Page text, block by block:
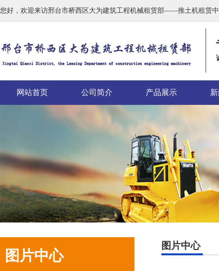
您好，欢迎来访邢台市桥西区大为建筑工程机械租赁部——推土机租赁
网站首页 公司简介 产品展示
图片中心
图片中心